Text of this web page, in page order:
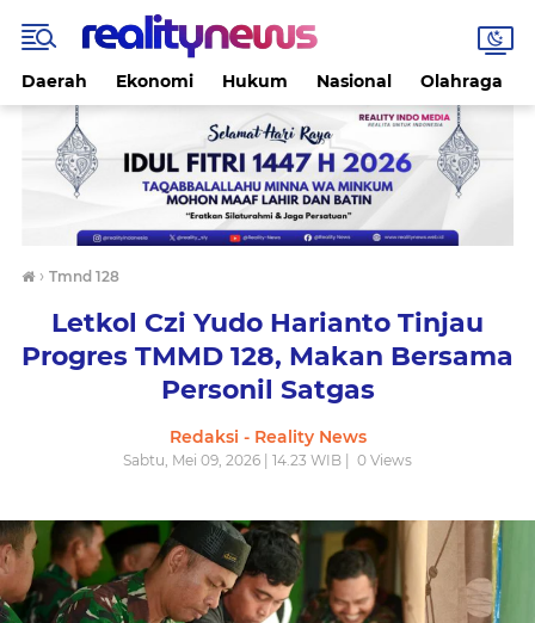
Daerah Ekonomi Hukum Nasional Olahraga
› Tmnd 128
Letkol Czi Yudo Harianto Tinjau
Progres TMMD 128, Makan Bersama
Personil Satgas
Redaksi - Reality News
Sabtu, Mei 09, 2026 | 14.23 WIB | 0 Views